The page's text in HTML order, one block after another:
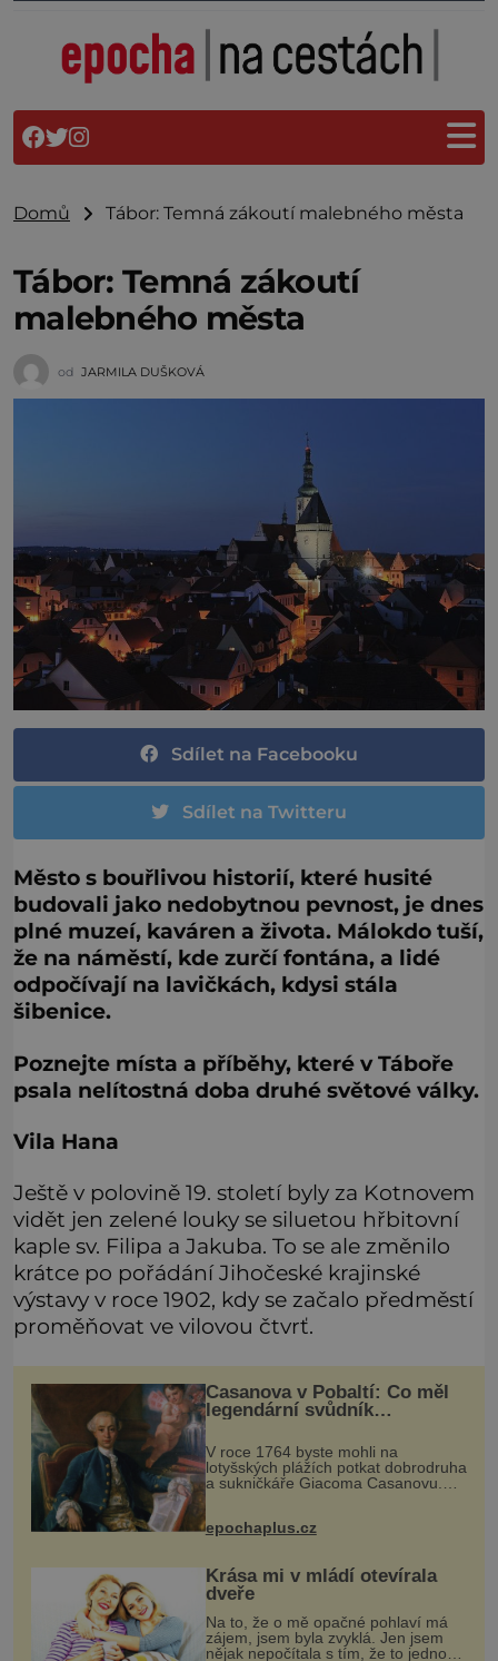
Domů Tábor: Temná zákoutí malebného města
Tábor: Temná zákoutí
malebného města
od JARMILA DUŠKOVÁ
Sdílet na Facebooku
Sdílet na Twitteru
Město s bouřlivou historií, které husité
budovali jako nedobytnou pevnost, je dnes
plné muzeí, kaváren a života. Málokdo tuší,
že na náměstí, kde zurčí fontána, a lidé
odpočívají na lavičkách, kdysi stála
šibenice.
Poznejte místa a příběhy, které v Táboře
psala nelítostná doba druhé světové války.
Vila Hana
Ještě v polovině 19. století byly za Kotnovem
vidět jen zelené louky se siluetou hřbitovní
kaple sv. Filipa a Jakuba. To se ale změnilo
krátce po pořádání Jihočeské krajinské
výstavy v roce 1902, kdy se začalo předměstí
proměňovat ve vilovou čtvrť.
Casanova v Pobaltí: Co měl
legendární svůdník
společného se svobodnými
zednáři?
V roce 1764 byste mohli na
lotyšských plážích potkat dobrodruha
a sukničkáře Giacoma Casanovu.
Jeho cesta k Baltskému moři však
pracovní cestou se zištnými úmysly.
epochaplus.cz
Krása mi v mládí otevírala
dveře
Na to, že o mě opačné pohlaví má
zájem, jsem byla zvyklá. Jen jsem
nějak nepočítala s tím, že to jednou